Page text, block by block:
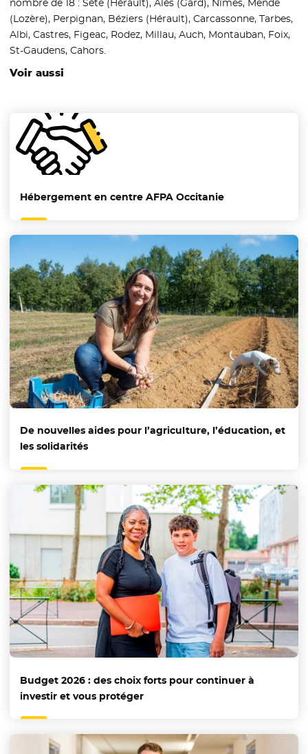
(Lozère), Perpignan, Béziers (Hérault), Carcassonne, Tarbes,
Albi, Castres, Figeac, Rodez, Millau, Auch, Montauban, Foix,
St-Gaudens, Cahors.
Voir aussi
Hébergement en centre AFPA Occitanie
De nouvelles aides pour l’agriculture, l’éducation, et
les solidarités
Budget 2026 : des choix forts pour continuer à
investir et vous protéger